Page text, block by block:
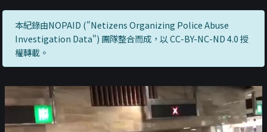
本紀錄由NOPAID ("Netizens Organizing Police Abuse
Investigation Data") 團隊整合而成，以 CC-BY-NC-ND 4.0 授
權轉載。